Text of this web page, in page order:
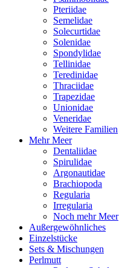
Pteriidae
Semelidae
Solecurtidae
Solenidae
Spondylidae
Tellinidae
Teredinidae
Thraciidae
Trapezidae
Unionidae
Veneridae
Weitere Familien
Mehr Meer
Dentaliidae
Spirulidae
Argonautidae
Brachiopoda
Regularia
Irregularia
Noch mehr Meer
Außergewöhnliches
Einzelstücke
Sets & Mischungen
Perlmutt